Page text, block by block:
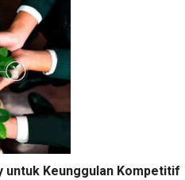
Keunggulan Kompetitif